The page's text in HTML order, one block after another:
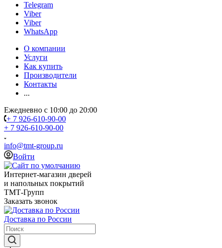
Telegram
Viber
Viber
WhatsApp
О компании
Услуги
Как купить
Производители
Контакты
...
Ежедневно с 10:00 до 20:00
+ 7 926-610-90-00
+ 7 926-610-90-00
info@tmt-group.ru
Войти
Интернет-магазин дверей
и напольных покрытий
ТМТ-Групп
Заказать звонок
Доставка по России